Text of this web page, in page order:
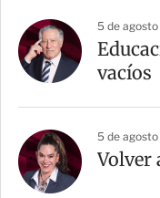
5 de
vacíos
5 de
Volver